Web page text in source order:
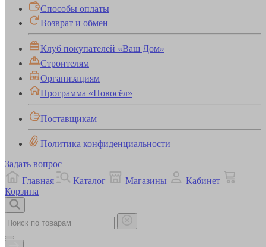
Способы оплаты
Возврат и обмен
Клуб покупателей «Ваш Дом»
Строителям
Организациям
Программа «Новосёл»
Поставщикам
Политика конфиденциальности
Задать вопрос
Главная
Каталог Магазины
Кабинет
Корзина